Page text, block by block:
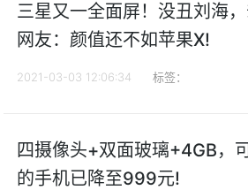
三星又一全面屏！没丑刘海，
网友：颜值还不如苹果X!
2021-03-03 12:06:34 标签：
四摄像头+双面玻璃+4GB，
的手机已降至999元!